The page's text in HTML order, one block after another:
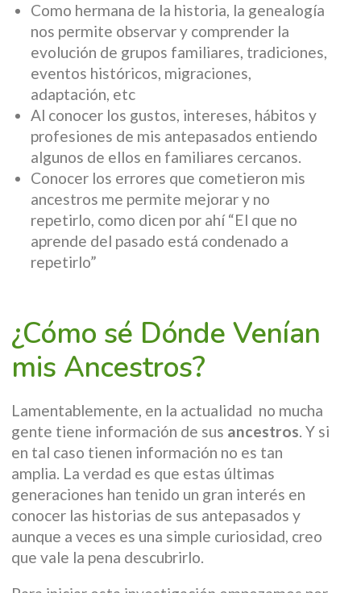
Como hermana de la historia, la genealogía
nos permite observar y comprender la
evolución de grupos familiares, tradiciones,
eventos históricos, migraciones,
adaptación, etc
Al conocer los gustos, intereses, hábitos y
profesiones de mis antepasados entiendo
algunos de ellos en familiares cercanos.
Conocer los errores que cometieron mis
ancestros me permite mejorar y no
repetirlo, como dicen por ahí “El que no
aprende del pasado está condenado a
repetirlo”
¿Cómo sé Dónde Venían
mis Ancestros?
Lamentablemente, en la actualidad no mucha
gente tiene información de sus ancestros. Y si
en tal caso tienen información no es tan
amplia. La verdad es que estas últimas
generaciones han tenido un gran interés en
conocer las historias de sus antepasados y
aunque a veces es una simple curiosidad, creo
que vale la pena descubrirlo.